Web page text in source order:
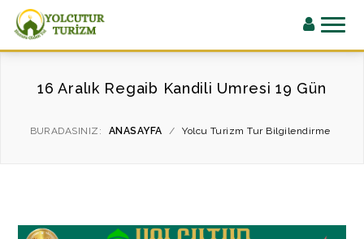
16 Aralık Regaib Kandili Umresi 19 Gün
BURADASINIZ: ANASAYFA / Yolcu Turizm Tur Bilgilendirme